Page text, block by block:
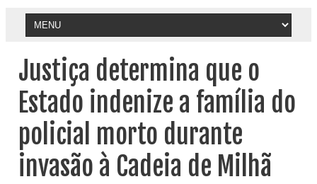
Justiça determina que o
Estado indenize a família do
policial morto durante
invasão à Cadeia de Milhã